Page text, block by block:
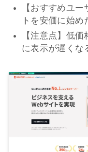
【おすすめユ
トを安価に始め
【注意点】低
に表示が遅くな